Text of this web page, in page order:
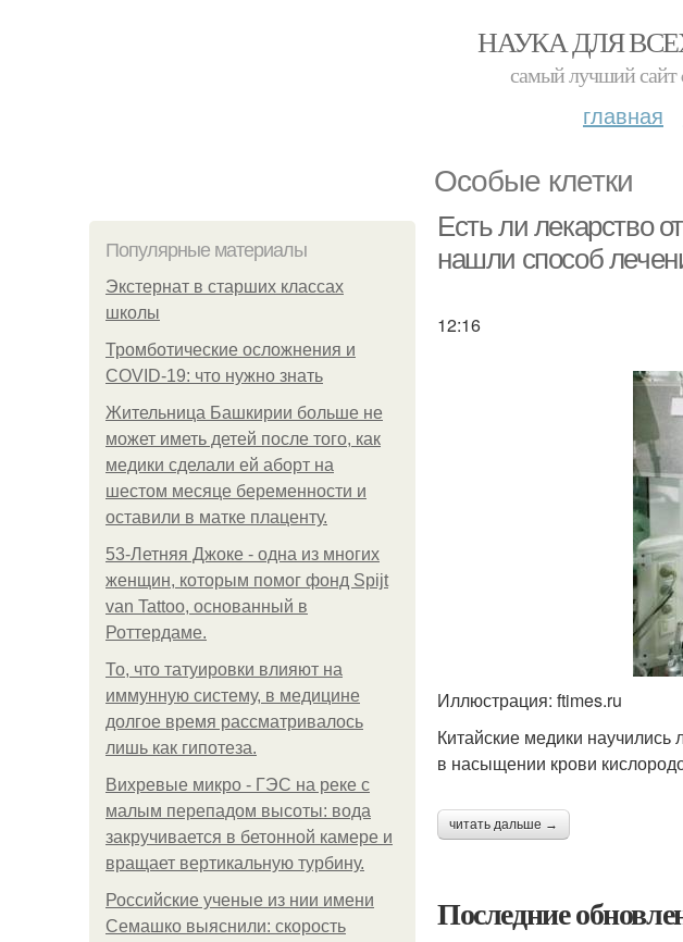
НАУКА ДЛЯ
самый лучший сайт
главная
Особые клетки
Популярные материалы
Экстернат в старших классах
школы
Тромботические осложнения и
COVID-19: что нужно знать
Жительница Башкирии больше не
может иметь детей после того, как
медики сделали ей аборт на
шестом месяце беременности и
оставили в матке плаценту.
53-Летняя Джоке - одна из многих
женщин, которым помог фонд Spijt
van Tattoo, основанный в
Роттердаме.
То, что татуировки влияют на
иммунную систему, в медицине
долгое время рассматривалось
лишь как гипотеза.
Вихревые микро - ГЭС на реке с
малым перепадом высоты: вода
закручивается в бетонной камере и
вращает вертикальную турбину.
Российские ученые из нии имени
Семашко выяснили: скорость
Есть ли лекарство
нашли способ
12:16
Иллюстрация: ftimes.ru
Китайские медики
в насыщении крови
читать дальше →
Последние